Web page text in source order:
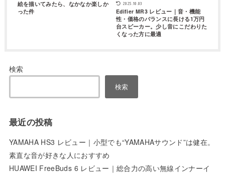
絵を描いてみたら、なかなか楽しか
った件
2025.10.03
Edifier MR3 レビュー｜音・機能
性・価格のバランスに長ける1万円
台スピーカー。少し音にこだわりた
くなった方に最適
検索
検索
最近の投稿
YAMAHA HS3 レビュー｜小型でも“YAMAHAサウンド”は健在。
素直な音が好きな人におすすめ
HUAWEI FreeBuds 6 レビュー｜総合力の高い無線インナーイ